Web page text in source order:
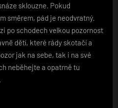
sklouzne. Pokud
směrem, pád je neodvratný.
po schodech velkou pozornost
dětí, které rády skotačí a
jak na sebe, tak i na své
neběhejte a opatrně tu